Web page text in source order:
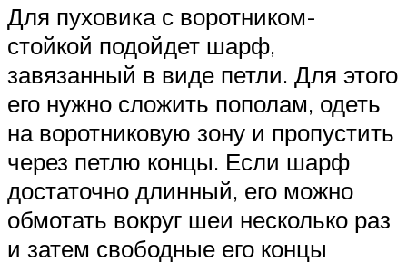
Для пуховика с воротником-
стойкой подойдет шарф,
завязанный в виде петли. Для этого
его нужно сложить пополам, одеть
на воротниковую зону и пропустить
через петлю концы. Если шарф
достаточно длинный, его можно
обмотать вокруг шеи несколько раз
и затем свободные его концы